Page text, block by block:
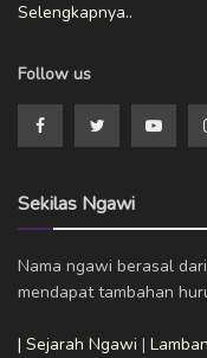
Selengkapnya..
Follow us
Sekilas Ngawi
Nama ngawi berasal
mendapat tambahan
| Sejarah Ngawi |